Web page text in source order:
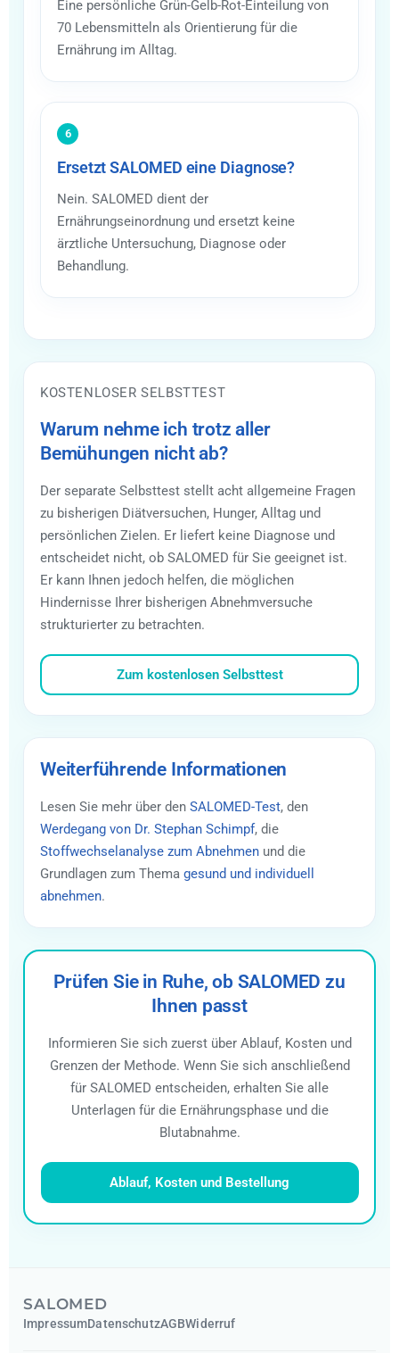
Eine persönliche Grün-Gelb-Rot-Einteilung von
70 Lebensmitteln als Orientierung für die
Ernährung im Alltag.
6
Ersetzt SALOMED eine Diagnose?
Nein. SALOMED dient der
Ernährungseinordnung und ersetzt keine
ärztliche Untersuchung, Diagnose oder
Behandlung.
KOSTENLOSER SELBSTTEST
Warum nehme ich trotz aller
Bemühungen nicht ab?
Der separate Selbsttest stellt acht allgemeine Fragen
zu bisherigen Diätversuchen, Hunger, Alltag und
persönlichen Zielen. Er liefert keine Diagnose und
entscheidet nicht, ob SALOMED für Sie geeignet ist.
Er kann Ihnen jedoch helfen, die möglichen
Hindernisse Ihrer bisherigen Abnehmversuche
strukturierter zu betrachten.
Zum kostenlosen Selbsttest
Weiterführende Informationen
Lesen Sie mehr über den SALOMED-Test, den
Werdegang von Dr. Stephan Schimpf, die
Stoffwechselanalyse zum Abnehmen und die
Grundlagen zum Thema gesund und individuell
abnehmen.
Prüfen Sie in Ruhe, ob SALOMED zu
Ihnen passt
Informieren Sie sich zuerst über Ablauf, Kosten und
Grenzen der Methode. Wenn Sie sich anschließend
für SALOMED entscheiden, erhalten Sie alle
Unterlagen für die Ernährungsphase und die
Blutabnahme.
Ablauf, Kosten und Bestellung
SALOMED
ImpressumDatenschutzAGBWiderruf